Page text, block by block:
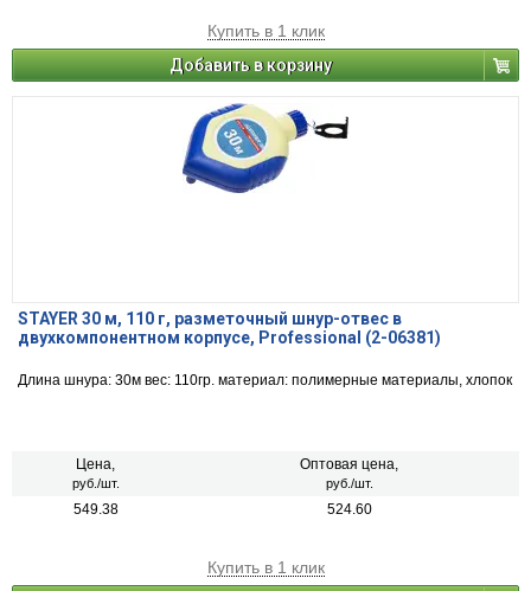
Купить в 1 клик
Добавить в корзину
STAYER 30 м, 110 г, разметочный шнур-отвес в
двухкомпонентном корпусе, Professional (2-06381)
Длина шнура: 30м вес: 110гр. материал: полимерные материалы, хлопок
Цена,
руб./шт.
Оптовая цена,
руб./шт.
549.38 524.60
Купить в 1 клик